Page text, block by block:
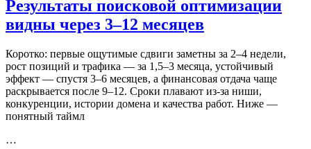
Результаты поисковой оптимизации
видны через 3–12 месяцев
Коротко: первые ощутимые сдвиги заметны за 2–4 недели,
рост позиций и трафика — за 1,5–3 месяца, устойчивый
эффект — спустя 3–6 месяцев, а финансовая отдача чаще
раскрывается после 9–12. Сроки плавают из‑за ниши,
конкуренции, истории домена и качества работ. Ниже —
понятный таймл
…